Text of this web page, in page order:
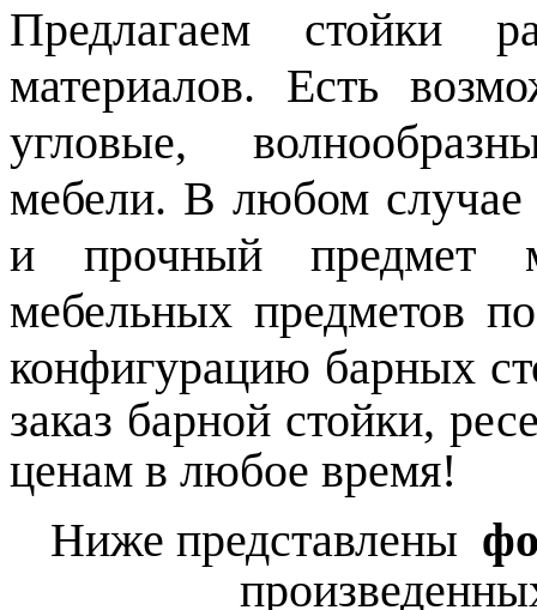
Предлагаем стойки
материалов. Есть
угловые,
мебели. В любом
и прочный предмет
мебельных предметов
конфигурацию барных
заказ барной стойки,
ценам в любое время!
Ниже представлены